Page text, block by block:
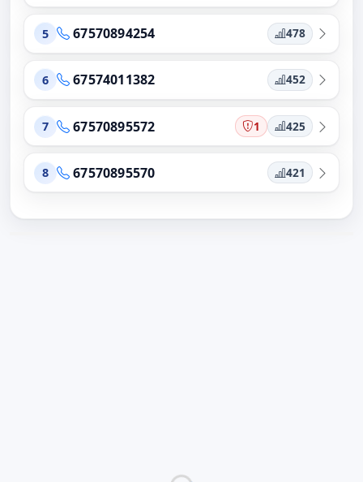
5 67570894254 478
6 67574011382 452
7 67570895572 1 425
8 67570895570 421